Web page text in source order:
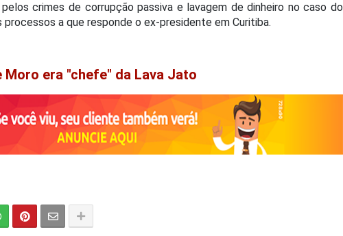
crimes de corrupção passiva e lavagem de dinheiro no caso do
processos a que responde o ex-presidente em Curitiba.
Moro era "chefe" da Lava Jato